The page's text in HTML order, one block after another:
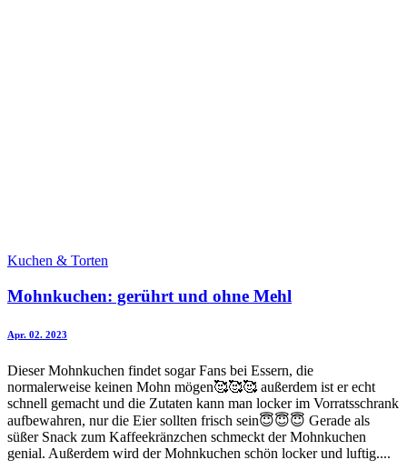
Kuchen & Torten
Mohnkuchen: gerührt und ohne Mehl
Apr. 02. 2023
Dieser Mohnkuchen findet sogar Fans bei Essern, die
normalerweise keinen Mohn mögen🥰🥰🥰 außerdem ist er echt
schnell gemacht und die Zutaten kann man locker im Vorratsschrank
aufbewahren, nur die Eier sollten frisch sein😇😇😇 Gerade als
süßer Snack zum Kaffeekränzchen schmeckt der Mohnkuchen
genial. Außerdem wird der Mohnkuchen schön locker und luftig....